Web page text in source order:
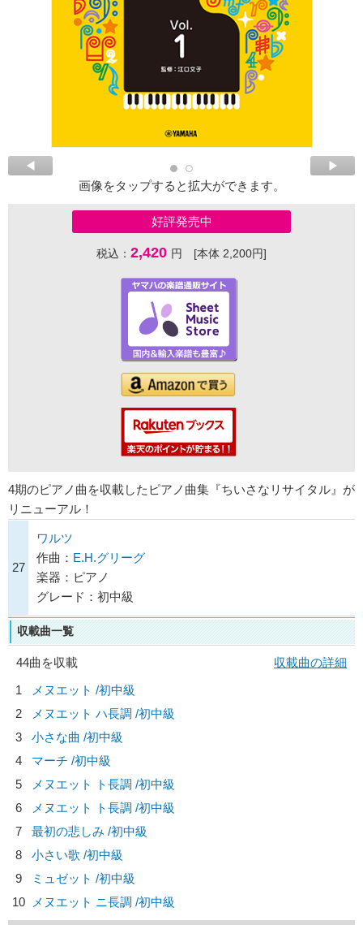
画像をタップすると拡大ができます。
好評発売中
税込： 2,420 円 [本体 2,200円]
4期のピアノ曲を収載したピアノ曲集『ちいさなリサイタル』が
リニューアル！
27
ワルツ
作曲： E.H.グリーグ
楽器：ピアノ
グレード：初中級
収載曲一覧
44曲を収載
収載曲の詳細
1
メヌエット /初中級
2
メヌエット ハ長調 /初中級
3
小さな曲 /初中級
4
マーチ /初中級
5
メヌエット ト長調 /初中級
6
メヌエット ト長調 /初中級
7
最初の悲しみ /初中級
8
小さい歌 /初中級
9
ミュゼット /初中級
10
メヌエット ニ長調 /初中級